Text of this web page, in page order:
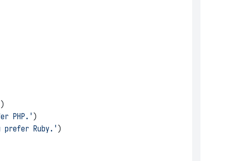
)
PHP.' )
prefer Ruby.')